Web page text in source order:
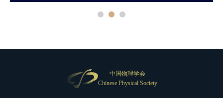
中国物理学会
Chinese Physical Society